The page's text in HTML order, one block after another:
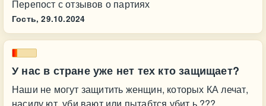
Перепост с отзывов о партиях
Гость, 29.10.2024
У нас в стране уже нет тех кто защищает?
Наши не могут защитить женщин, которых КА лечат,